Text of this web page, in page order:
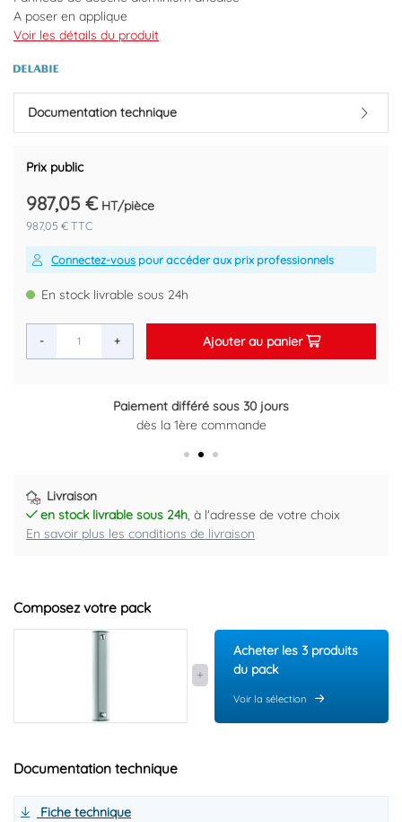
A poser en applique
Avec mitigeur temporisé (30 secondes) et pomme de douche
Débit régulé 6 l/mn
Avec diffuseur anti-tartre à jet orientable et sécurité anti-
brûlures
Alimentation mâle 15/21 par le haut avec filtre, robinets d'arrêt et
Réf. Delabie : 790300.
Marque : DELABIE
Référence fournisseur : 790300
Code EAN : 3456330019026
Voir les détails du produit
Documentation technique
Prix public
987,05 € HT/pièce
987,05 € TTC
Connectez-vous pour accéder aux prix professionnels
En stock livrable sous 24h
- + Ajouter au panier
Paiement différé sous 30 jours
dès la 1ère commande
Retour gratuit sous 14 jours
Plus d'informations ici
Livraison
en stock livrable sous 24h, à l'adresse de votre choix
En savoir plus les conditions de livraison
Composez votre pack
Acheter les 3 produits
du pack
Voir la sélection
Documentation technique
Fiche technique